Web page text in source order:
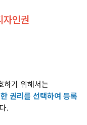
자인권
하기 위해서는
권리를 선택하여 등록
.